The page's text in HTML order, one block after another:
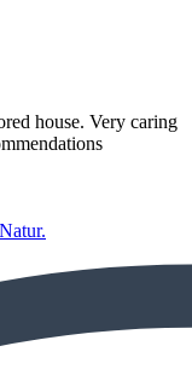
house. Very caring